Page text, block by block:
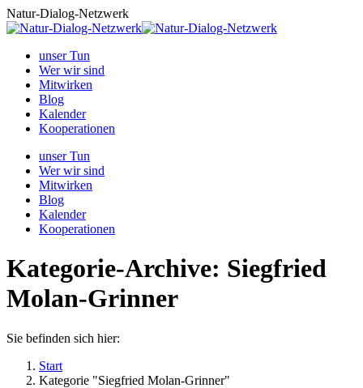
Zum
Inhalt
Natur-Dialog-Netzwerk
unser Tun
Wer wir sind
Mitwirken
Blog
Kalender
Kooperationen
unser Tun
Wer wir sind
Mitwirken
Blog
Kalender
Kooperationen
Kategorie-Archive: Siegfried
Molan-Grinner
Sie befinden sich hier:
Start
Kategorie "Siegfried Molan-Grinner"